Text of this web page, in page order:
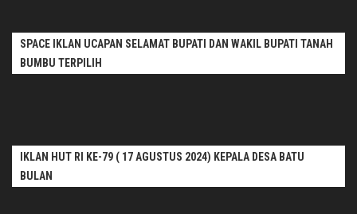
SPACE IKLAN UCAPAN SELAMAT BUPATI DAN WAKIL BUPATI TANAH
BUMBU TERPILIH
IKLAN HUT RI KE-79 ( 17 AGUSTUS 2024) KEPALA DESA BATU
BULAN